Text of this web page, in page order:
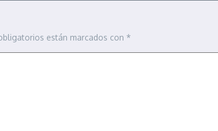
están marcados con *